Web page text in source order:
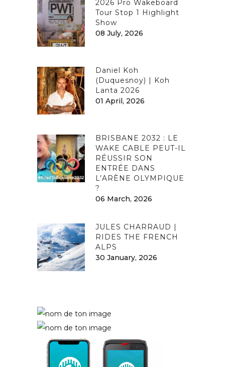
2026 Pro Wakeboard
Tour Stop 1 Highlight
Show
08 July, 2026
Daniel Koh
(Duquesnoy) | Koh
Lanta 2026
01 April, 2026
BRISBANE 2032 : LE
WAKE CABLE PEUT-IL
RÉUSSIR SON
ENTRÉE DANS
L’ARÈNE OLYMPIQUE
?
06 March, 2026
JULES CHARRAUD |
RIDES THE FRENCH
ALPS
30 January, 2026